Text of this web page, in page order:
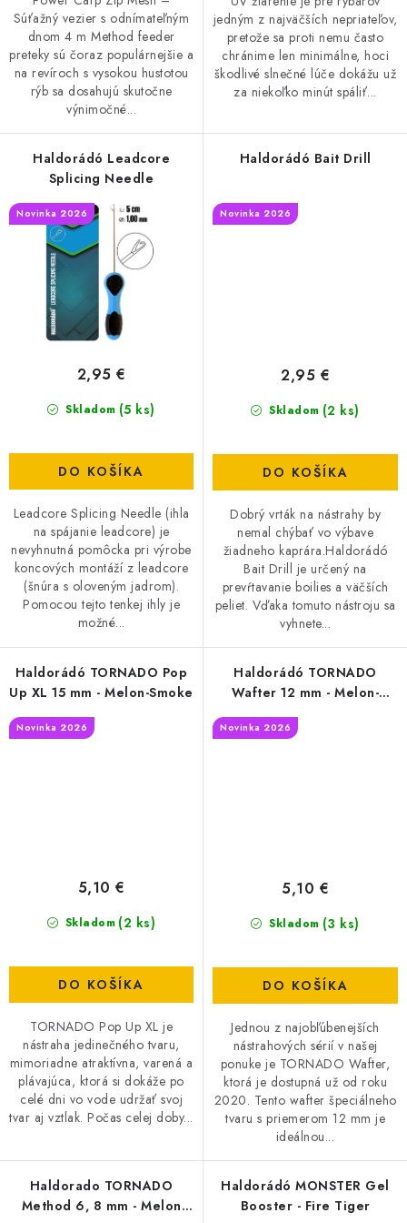
DOPRAVA
VŠEOBECNÉ NARIADENIE O BEZPEČNOSTI
PRODUKTOV (GPSR)
ZNAČKY
Doprava Navštívte našu predajňu v MARCELOVEJ »
Súťažný vezier s odnímateľným
dnom 4 m Method feeder
preteky sú čoraz populárnejšie a
na revíroch s vysokou hustotou
rýb sa dosahujú skutočne
výnimočné...
jedným z najväčších nepriateľov,
pretože sa proti nemu často
chránime len minimálne, hoci
škodlivé slnečné lúče dokážu už
za niekoľko minút spáliť...
Haldorádó Leadcore
Splicing Needle
Novinka 2026
Skladom (5 ks)
2,95 €
DO KOŠÍKA
Leadcore Splicing Needle (ihla
na spájanie leadcore) je
nevyhnutná pomôcka pri výrobe
koncových montáží z leadcore
(šnúra s oloveným jadrom).
Pomocou tejto tenkej ihly je
možné...
Haldorádó Bait Drill
Novinka 2026
Skladom (2 ks)
2,95 €
DO KOŠÍKA
Dobrý vrták na nástrahy by
nemal chýbať vo výbave
žiadneho kaprára.Haldorádó
Bait Drill je určený na
prevŕtavanie boilies a väčších
peliet. Vďaka tomuto nástroju sa
vyhnete...
Haldorádó TORNADO Pop
Up XL 15 mm - Melon-Smoke
Novinka 2026
Skladom (2 ks)
5,10 €
DO KOŠÍKA
TORNADO Pop Up XL je
nástraha jedinečného tvaru,
mimoriadne atraktívna, varená a
plávajúca, ktorá si dokáže po
celé dni vo vode udržať svoj
tvar aj vztlak. Počas celej doby...
Haldorádó TORNADO
Wafter 12 mm - Melon-
Novinka 2026
Skladom (3 ks)
5,10 €
DO KOŠÍKA
Jednou z najobľúbenejších
nástrahových sérií v našej
ponuke je TORNADO Wafter,
ktorá je dostupná už od roku
2020. Tento wafter špeciálneho
tvaru s priemerom 12 mm je
ideálnou...
Haldorado TORNADO
Method 6, 8 mm - Melon
Haldorádó MONSTER Gel
Booster - Fire Tiger